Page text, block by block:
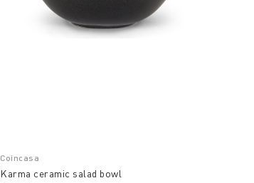
Coincasa
Karma ceramic salad bowl